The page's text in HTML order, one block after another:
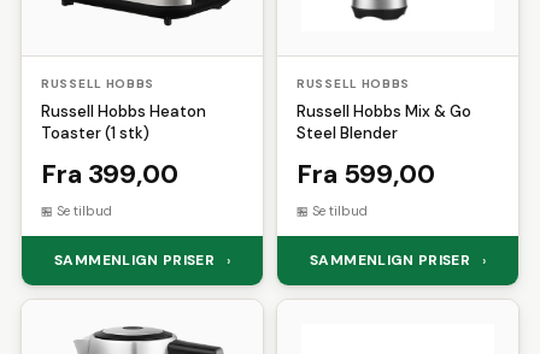
RUSSELL HOBBS
Russell Hobbs Heaton
Toaster (1 stk)
Fra 399,00
Se tilbud
SAMMENLIGN PRISER ›
RUSSELL HOBBS
Russell Hobbs Mix & Go
Steel Blender
Fra 599,00
Se tilbud
SAMMENLIGN PRISER ›